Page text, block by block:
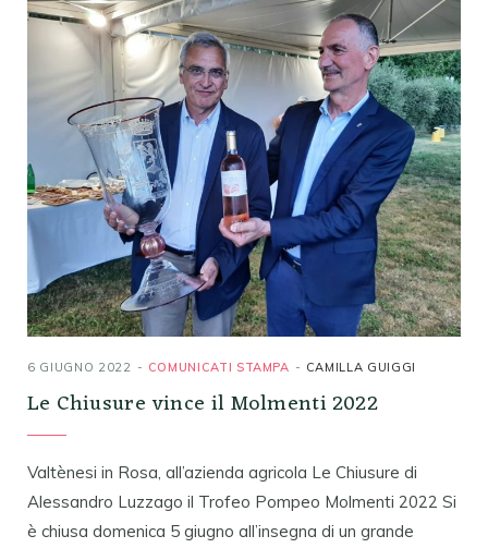
6 GIUGNO 2022 COMUNICATI STAMPA CAMILLA GUIGGI
Le Chiusure vince il Molmenti 2022
Valtènesi in Rosa, all’azienda agricola Le Chiusure di
Alessandro Luzzago il Trofeo Pompeo Molmenti 2022 Si
è chiusa domenica 5 giugno all’insegna di un grande